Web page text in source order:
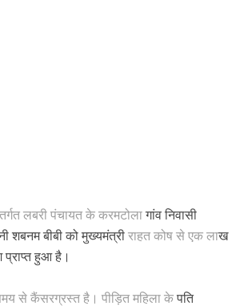
लबरी पंचायत के करमटोलागांव निवासी
शबनम बीबी को मुख्यमंत्री राहत कोष से एक लाख
प्राप्त हुआ है।
से कैंसरग्रस्त है। पीड़ित महिला केपति